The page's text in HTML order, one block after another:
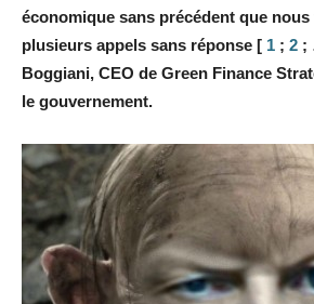
économique sans précédent que
plusieurs appels sans réponse [ 1 ; 2 ;
Boggiani, CEO de Green Finance
le gouvernement.